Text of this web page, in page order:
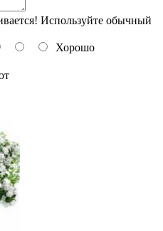
Используйте обычный
Хорошо